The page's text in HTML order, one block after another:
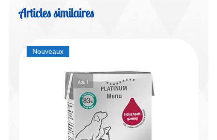
Articles similaires
Nouveaux